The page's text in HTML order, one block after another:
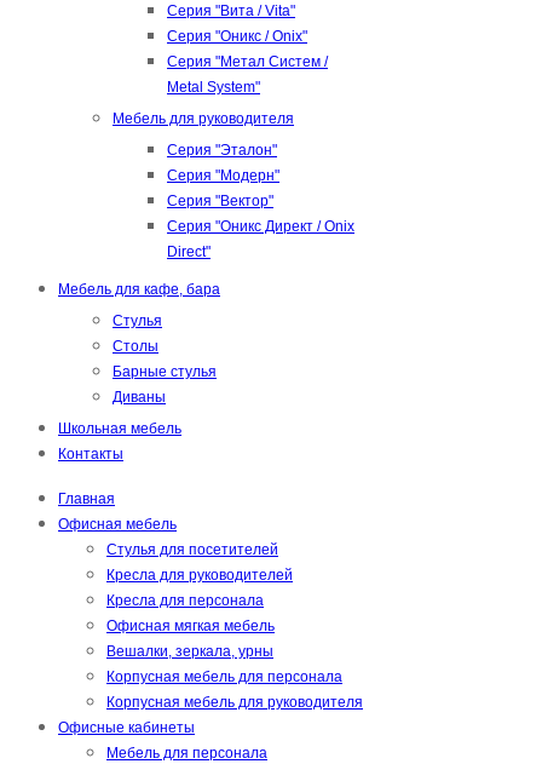
Серия "Вита / Vita"
Серия "Оникс / Onix"
Серия "Метал Систем /
Metal System"
Мебель для руководителя
Серия "Эталон"
Серия "Модерн"
Серия "Вектор"
Серия "Оникс Директ / Onix
Direct"
Мебель для кафе, бара
Стулья
Столы
Барные стулья
Диваны
Школьная мебель
Контакты
Главная
Офисная мебель
Стулья для посетителей
Кресла для руководителей
Кресла для персонала
Офисная мягкая мебель
Вешалки, зеркала, урны
Корпусная мебель для персонала
Корпусная мебель для руководителя
Офисные кабинеты
Мебель для персонала